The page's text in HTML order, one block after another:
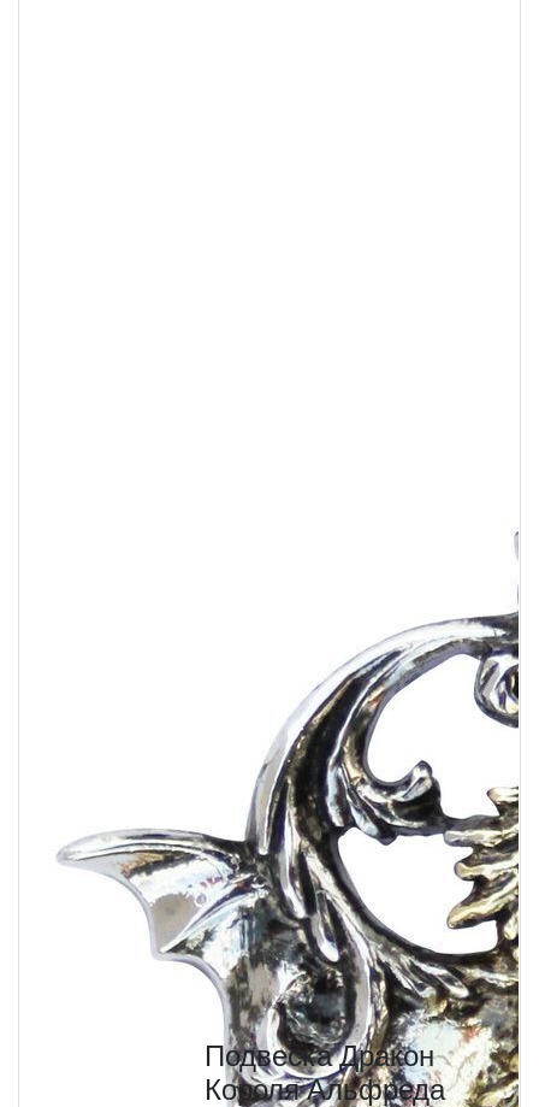
Подвеска Дракон
Короля Альфреда